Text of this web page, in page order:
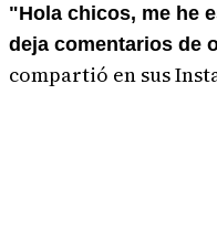
"Hola chicos, me he
deja comentarios de
compartió en sus